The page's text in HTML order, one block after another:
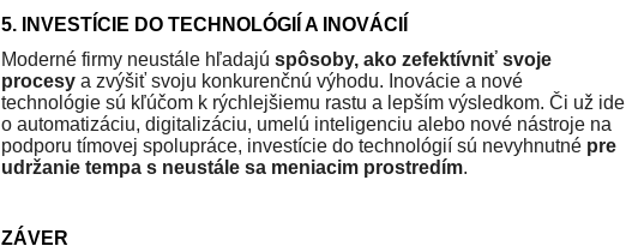
5. INVESTÍCIE DO TECHNOLÓGIÍ A INOVÁCIÍ
Moderné firmy neustále hľadajú spôsoby, ako zefektívniť svoje
procesy a zvýšiť svoju konkurenčnú výhodu. Inovácie a nové
technológie sú kľúčom k rýchlejšiemu rastu a lepším výsledkom. Či už ide
o automatizáciu, digitalizáciu, umelú inteligenciu alebo nové nástroje na
podporu tímovej spolupráce, investície do technológií sú nevyhnutné pre
udržanie tempa s neustále sa meniacim prostredím.
ZÁVER